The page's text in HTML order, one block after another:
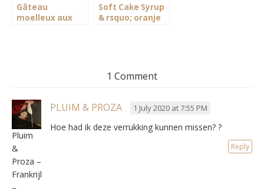
Gâteau
moelleux aux
Soft Cake Syrup
& rsquo; oranje
1 Comment
Pluim
&
Proza –
Frankrijk
–
PLUIM & PROZA 1 July 2020 at 7:55 PM
Hoe had ik deze verrukking kunnen missen? ?
Reply